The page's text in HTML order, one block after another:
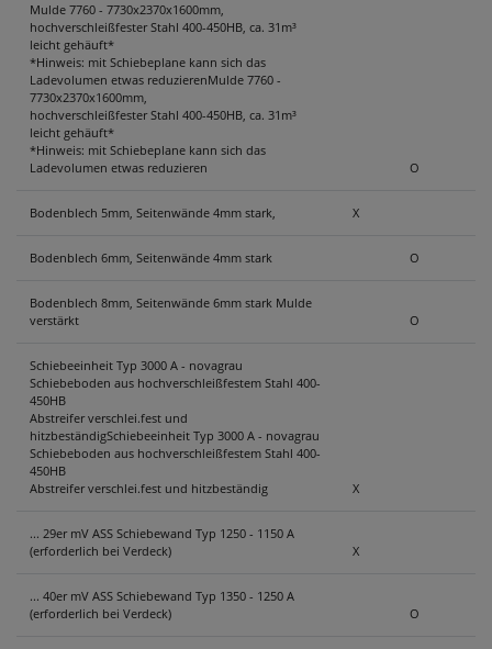
Mulde 7760 - 7730x2370x1600mm,
hochverschleißfester Stahl 400-450HB, ca. 31m³
leicht gehäuft*
*Hinweis: mit Schiebeplane kann sich das
Ladevolumen etwas reduzierenMulde 7760 -
7730x2370x1600mm,
hochverschleißfester Stahl 400-450HB, ca. 31m³
leicht gehäuft*
*Hinweis: mit Schiebeplane kann sich das
Ladevolumen etwas reduzieren
O
Bodenblech 5mm, Seitenwände 4mm stark, X
Bodenblech 6mm, Seitenwände 4mm stark O
Bodenblech 8mm, Seitenwände 6mm stark Mulde
verstärkt
O
Schiebeeinheit Typ 3000 A - novagrau
Schiebeboden aus hochverschleißfestem Stahl 400-
450HB
Abstreifer verschlei.fest und
hitzbeständigSchiebeeinheit Typ 3000 A - novagrau
Schiebeboden aus hochverschleißfestem Stahl 400-
450HB
Abstreifer verschlei.fest und hitzbeständig
X
... 29er mV ASS Schiebewand Typ 1250 - 1150 A
(erforderlich bei Verdeck)
X
... 40er mV ASS Schiebewand Typ 1350 - 1250 A
(erforderlich bei Verdeck)
O